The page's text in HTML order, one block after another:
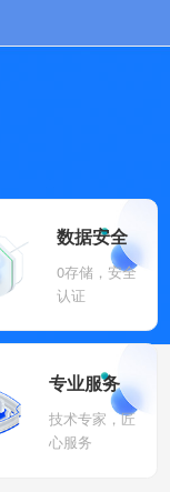
数据安全
0存储，安全
认证
专业服务
技术专家，匠
心服务